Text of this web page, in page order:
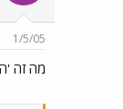
1/5/05
מה זה